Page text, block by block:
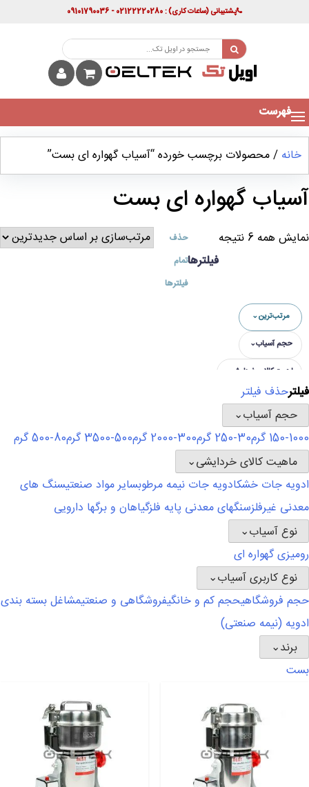
پشتیبانی(ساعات کاری): 02122220280 - 09101790036
فهرست
خانه / محصولات برچسب خورده “آسیاب گهواره ای بست”
آسیاب گهواره ای بست
نمایش همه 6 نتیجه
فیلترها
حذف
تمام
فیلترها
مرتب‌ترین⌄
حجم آسیاب⌄
ماهیت کالای خردایشی
نوع آسیاب ⌄
نوع کاربری آسیاب⌄
⌄
فیلترحذف فیلتر
حجم آسیاب⌄
150-1000 گرم
30-250 گرم 300-2000 گرم 500-3500 گرم
80-500 گرم
ماهیت کالای خردایشی⌄
ادویه جات خشکادویه جات نیمه مرطوبسایر مواد صنعتیسنگ های
معدنی غیرفلزسنگهای معدنی پایه فلزگیاهان و برگها دارویی
نوع آسیاب⌄
رومیزی گهواره ای
نوع کاربری آسیاب⌄
حجم فروشگاهیحجم کم و خانگیفروشگاهی و صنعتیمشاغل بسته بندی
ادویه (نیمه صنعتی)
برند⌄
بست